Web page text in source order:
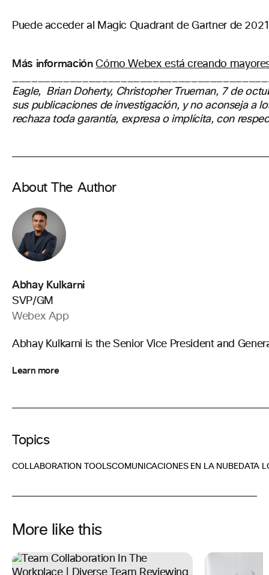
Puede acceder al Magic Quadrant de Gartner de
Más información Cómo Webex está creando
Eagle, Brian Doherty, Christopher Trueman, 7 de
sus publicaciones de investigación, y no aconseja a
rechaza toda garantía, expresa o implícita, con
About The Author
Abhay Kulkarni
SVP/GM
Webex App
Abhay Kulkarni is the Senior Vice President and
Learn more
Topics
COLLABORATION TOOLSCOMUNICACIONES EN LA NUBEDATA
More like this